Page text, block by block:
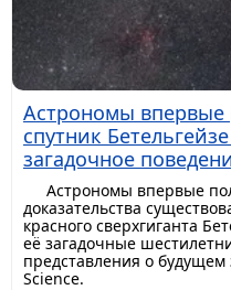
Астрономы впервые
спутник
загадочное
Астрономы впервые
доказательства
красного сверхгиганта
её загадочные
представления о
Science.